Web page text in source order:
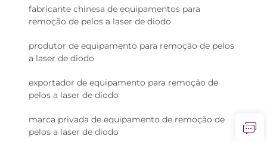
fabricante chinesa de equipamentos para
remoção de pelos a laser de diodo
produtor de equipamento para remoção de pelos
a laser de diodo
exportador de equipamento para remoção de
pelos a laser de diodo
marca privada de equipamento de remoção de
pelos a laser de diodo